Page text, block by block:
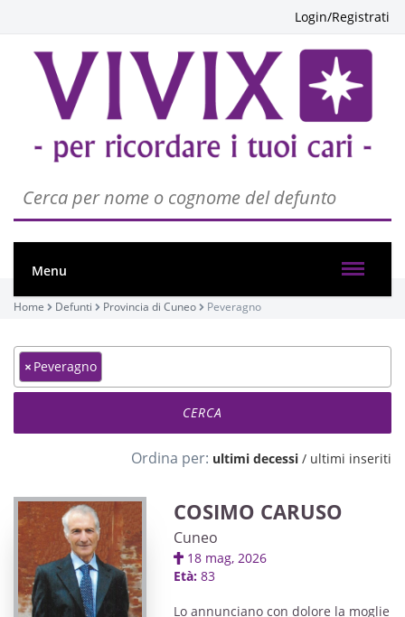
Login/Registrati
Menu
Home Defunti Provincia di Cuneo Peveragno
× Peveragno
Ordina per: ultimi decessi / ultimi inseriti
COSIMO CARUSO
Cuneo
18 mag, 2026
Età: 83
Lo annunciano con dolore la moglie